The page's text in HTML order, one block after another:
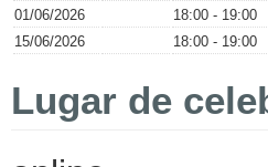
01/06/2026
18:00 - 19:00
15/06/2026
18:00 - 19:00
Lugar de